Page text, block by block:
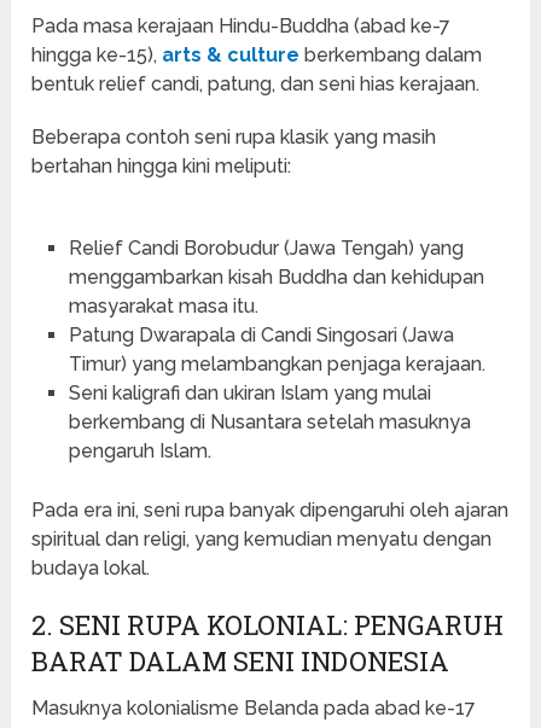
Pada masa kerajaan Hindu-Buddha (abad ke-7
hingga ke-15), arts & culture berkembang dalam
bentuk relief candi, patung, dan seni hias kerajaan.
Beberapa contoh seni rupa klasik yang masih
bertahan hingga kini meliputi:
Relief Candi Borobudur (Jawa Tengah) yang
menggambarkan kisah Buddha dan kehidupan
masyarakat masa itu.
Patung Dwarapala di Candi Singosari (Jawa
Timur) yang melambangkan penjaga kerajaan.
Seni kaligrafi dan ukiran Islam yang mulai
berkembang di Nusantara setelah masuknya
pengaruh Islam.
Pada era ini, seni rupa banyak dipengaruhi oleh ajaran
spiritual dan religi, yang kemudian menyatu dengan
budaya lokal.
2. SENI RUPA KOLONIAL: PENGARUH
BARAT DALAM SENI INDONESIA
Masuknya kolonialisme Belanda pada abad ke-17